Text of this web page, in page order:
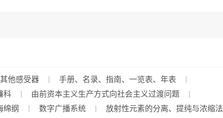
其他感受器
手册、名录、指南、一览表、年表
科
由前资本主义生产方式向社会主义过渡问题
绵纲 数字广播系统 放射性元素的分离、提纯与浓缩法